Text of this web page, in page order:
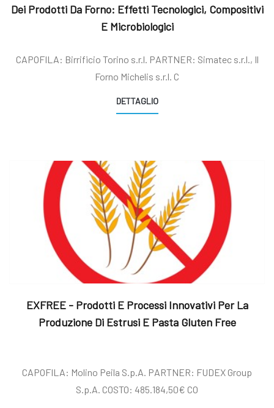
Dei Prodotti Da Forno: Effetti Tecnologici, Compositivi
E Microbiologici
CAPOFILA: Birrificio Torino s.r.l. PARTNER: Simatec s.r.l., Il
Forno Michelis s.r.l. C
DETTAGLIO
EXFREE - Prodotti E Processi Innovativi Per La
Produzione Di Estrusi E Pasta Gluten Free
CAPOFILA: Molino Peila S.p.A. PARTNER: FUDEX Group
S.p.A. COSTO: 485.184,50€ CO